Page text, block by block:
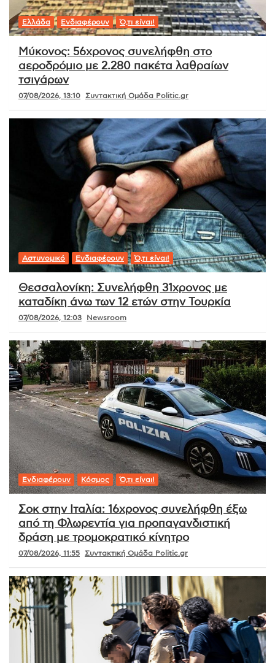
Ελλάδα Ενδιαφέρουν Ό,τι είναι!
Μύκονος: 56χρονος συνελήφθη στο
αεροδρόμιο με 2.280 πακέτα λαθραίων
τσιγάρων
07/08/2026, 13:10 Συντακτική Ομάδα Politic.gr
Αστυνομικό Ενδιαφέρουν Ό,τι είναι!
Θεσσαλονίκη: Συνελήφθη 31χρονος με
καταδίκη άνω των 12 ετών στην Τουρκία
07/08/2026, 12:03 Newsroom
Ενδιαφέρουν Κόσμος Ό,τι είναι!
Σοκ στην Ιταλία: 16χρονος συνελήφθη έξω
από τη Φλωρεντία για προπαγανδιστική
δράση με τρομοκρατικό κίνητρο
07/08/2026, 11:55 Συντακτική Ομάδα Politic.gr